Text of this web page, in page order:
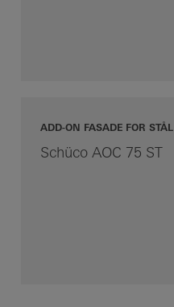
ADD-ON FASADE FOR STÅL
Schüco AOC 75 ST